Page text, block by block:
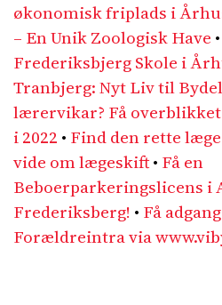
økonomisk friplads i
– En Unik Zoologisk Have •
Frederiksbjerg Skole i
Tranbjerg: Nyt Liv til
lærervikar? Få
i 2022 • Find den rette
vide om lægeskift• Få en
Beboerparkeringslicens i
Frederiksberg! • Få
Forældreintra via